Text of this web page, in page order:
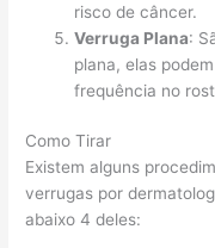
risco de câncer.
Verruga Plana:
plana, elas
frequência no
Como Tirar
Existem alguns
verrugas por
abaixo 4 deles: